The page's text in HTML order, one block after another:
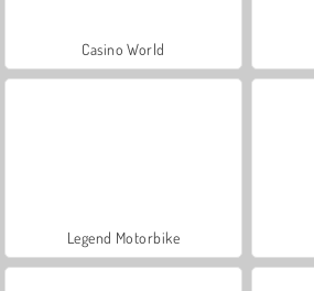
Casino World
Legend Motorbike